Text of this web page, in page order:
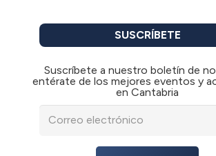
SUSCRÍBETE
Suscríbete a nuestro boletín de
entérate de los mejores eventos y
en Cantabria